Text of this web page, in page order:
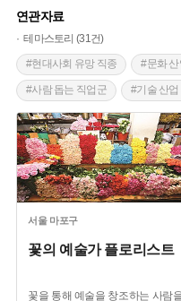
연관자료
테마스토리 (31건)
#현대사회 유망 직종
#문화
#사람 돕는 직업군 #기술 산업
#블루오션 직업
서울 마포구
꽃의 예술가 플로리스트
꽃을 통해 예술을 창조하는 사람